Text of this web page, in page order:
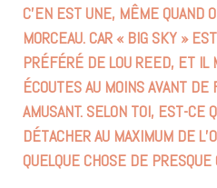
C’EN EST UNE, MÊME QUAND
MORCEAU. CAR « BIG SKY »
PRÉFÉRÉ DE LOU REED, ET IL
ÉCOUTES AU MOINS AVANT DE
AMUSANT. SELON TOI, EST-CE
DÉTACHER AU MAXIMUM DE
QUELQUE CHOSE DE